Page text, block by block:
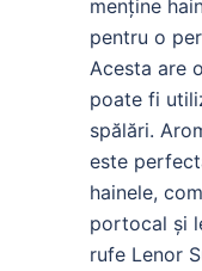
menține
pentru o
Acesta are
poate fi
spălări.
este
hainele,
portocal și
rufe Lenor